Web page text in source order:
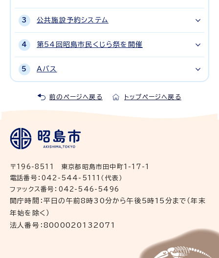
公共施設予約システム
第54回昭島市民くじら祭を開催
Aバス
前のページへ戻る トップページへ戻る
〒196-8511 東京都昭島市田中町1-17-1
電話番号：042-544-5111（代表）
ファックス番号：042-546-5496
開庁時間：平日の午前8時30分から午後5時15分まで（年末
年始を除く）
法人番号：8000020132071